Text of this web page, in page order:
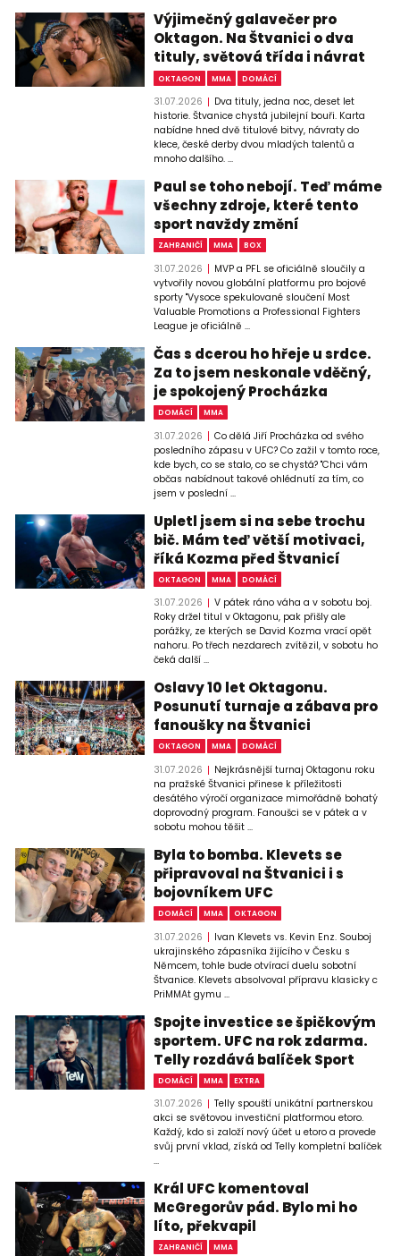
Výjimečný galavečer pro
Oktagon. Na Štvanici o dva
tituly, světová třída i návrat
OKTAGON MMA DOMÁCÍ
31.07.2026
Dva tituly, jedna noc, deset let
historie. Štvanice chystá jubilejní bouři. Karta
nabídne hned dvě titulové bitvy, návraty do
klece, české derby dvou mladých talentů a
mnoho dalšího. ...
Paul se toho nebojí. Teď máme
všechny zdroje, které tento
sport navždy změní
ZAHRANIČÍ MMA BOX
31.07.2026
MVP a PFL se oficiálně sloučily a
vytvořily novou globální platformu pro bojové
sporty "Vysoce spekulované sloučení Most
Valuable Promotions a Professional Fighters
League je oficiálně ...
Čas s dcerou ho hřeje u srdce.
Za to jsem neskonale vděčný,
je spokojený Procházka
DOMÁCÍ MMA
31.07.2026
Co dělá Jiří Procházka od svého
posledního zápasu v UFC? Co zažil v tomto roce,
kde bych, co se stalo, co se chystá? "Chci vám
občas nabídnout takové ohlédnutí za tím, co
jsem v poslední ...
Upletl jsem si na sebe trochu
bič. Mám teď větší motivaci,
říká Kozma před Štvanicí
OKTAGON MMA DOMÁCÍ
31.07.2026
V pátek ráno váha a v sobotu boj.
Roky držel titul v Oktagonu, pak přišly ale
porážky, ze kterých se David Kozma vrací opět
nahoru. Po třech nezdarech zvítězil, v sobotu ho
čeká další ...
Oslavy 10 let Oktagonu.
Posunutí turnaje a zábava pro
fanoušky na Štvanici
OKTAGON MMA DOMÁCÍ
31.07.2026
Nejkrásnější turnaj Oktagonu roku
na pražské Štvanici přinese k příležitosti
desátého výročí organizace mimořádně bohatý
doprovodný program. Fanoušci se v pátek a v
sobotu mohou těšit ...
Byla to bomba. Klevets se
připravoval na Štvanici i s
bojovníkem UFC
DOMÁCÍ MMA OKTAGON
31.07.2026
Ivan Klevets vs. Kevin Enz. Souboj
ukrajinského zápasníka žijícího v Česku s
Němcem, tohle bude otvírací duelu sobotní
Štvanice. Klevets absolvoval přípravu klasicky c
PriMMAt gymu ...
Spojte investice se špičkovým
sportem. UFC na rok zdarma.
Telly rozdává balíček Sport
DOMÁCÍ MMA EXTRA
31.07.2026
Telly spouští unikátní partnerskou
akci se světovou investiční platformou etoro.
Každý, kdo si založí nový účet u etoro a provede
svůj první vklad, získá od Telly kompletní balíček
...
Král UFC komentoval
McGregorův pád. Bylo mi ho
líto, překvapil
ZAHRANIČÍ MMA